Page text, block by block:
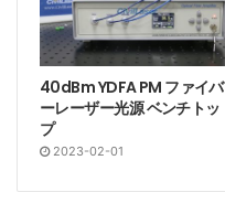
40dBm YDFA PM ファイバ
ーレーザー光源 ベンチトッ
プ
2023-02-01